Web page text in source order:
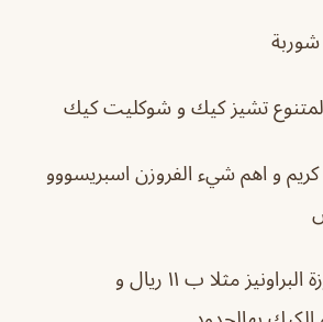
تشيز كيك و شوكليت كيك
و اهم شيء الفروزن اسبريسووو
🍧.. اسعارهم ممتاززة البراونيز مثلا ب ١١ ريال و